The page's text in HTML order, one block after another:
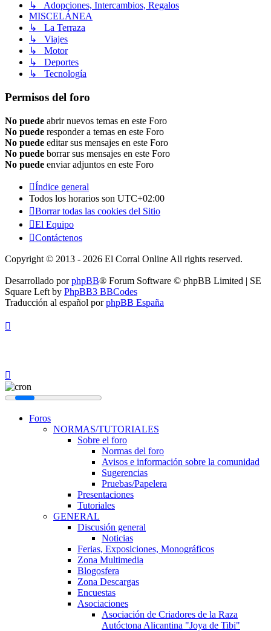
↳ Adopciones, Intercambios, Regalos
MISCELÁNEA
↳ La Terraza
↳ Viajes
↳ Motor
↳ Deportes
↳ Tecnología
Permisos del foro
No puede abrir nuevos temas en este Foro
No puede responder a temas en este Foro
No puede editar sus mensajes en este Foro
No puede borrar sus mensajes en este Foro
No puede enviar adjuntos en este Foro
Índice general
Todos los horarios son UTC+02:00
Borrar todas las cookies del Sitio
El Equipo
Contáctenos
Copyright © 2013 - 2026 El Corral Online All rights reserved.
Desarrollado porphpBB® Forum Software © phpBB Limited | SE
Square Left by PhpBB3 BBCodes
Traducción al español porphpBB España
Foros
NORMAS/TUTORIALES
Sobre el foro
Normas del foro
Avisos e información sobre la comunidad
Sugerencias
Pruebas/Papelera
Presentaciones
Tutoriales
GENERAL
Discusión general
Noticias
Ferias, Exposiciones, Monográficos
Zona Multimedia
Blogosfera
Zona Descargas
Encuestas
Asociaciones
Asociación de Criadores de la Raza
Autóctona Alicantina "Joya de Tibi"